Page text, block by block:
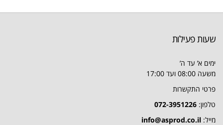
שעות פעילות
ימים א’ עד ה’
משעה 08:00 ועד 17:00
פרטי התקשרות
טלפון: 072-3951226
מייל: info@asprod.co.il